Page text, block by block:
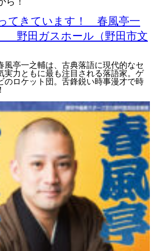
てきています！ 春風亭一
田ガスホール（野田市文
風亭一之輔は、古典落語に現代的なセ
実力ともに最も注目される落語家。ゲ
のロケット団。舌鋒鋭い時事漫才で時